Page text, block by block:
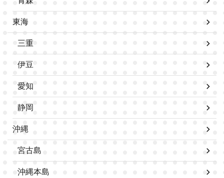
東海
三重
伊豆
愛知
静岡
沖縄
宮古島
沖縄本島